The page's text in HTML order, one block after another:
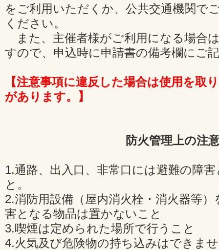
をご利用いただくか、公共交通機関で
ください。
また、主催者様がご利用になる場合
すので、申込時に申請書の備考欄にご
【注意事項に違反した場合は使用を取
があります。】
防火管理上の注
1.通路、出入口、非常口には避難の障
と。
2.消防用設備（屋内消火栓・消火器等
害となる物品は置かないこと
3.喫煙は定められた場所で行うこと
4.火気及び危険物の持ち込みはできま